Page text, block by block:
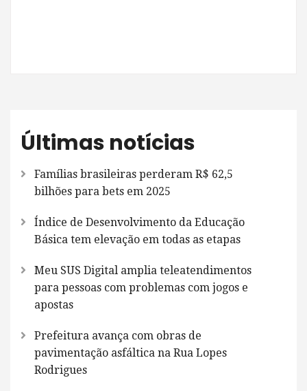
Últimas notícias
Famílias brasileiras perderam R$ 62,5
bilhões para bets em 2025
Índice de Desenvolvimento da Educação
Básica tem elevação em todas as etapas
Meu SUS Digital amplia teleatendimentos
para pessoas com problemas com jogos e
apostas
Prefeitura avança com obras de
pavimentação asfáltica na Rua Lopes
Rodrigues